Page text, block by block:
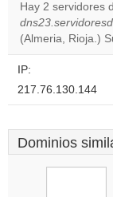
Hay 2 servidores
(Almeria, Rioja.)
IP:
217.76.130.144
Dominios